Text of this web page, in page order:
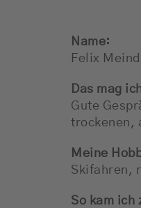
Name:
Felix
Das mag
​Gute
trockenen,
Meine
Skifahren,
So kam ich